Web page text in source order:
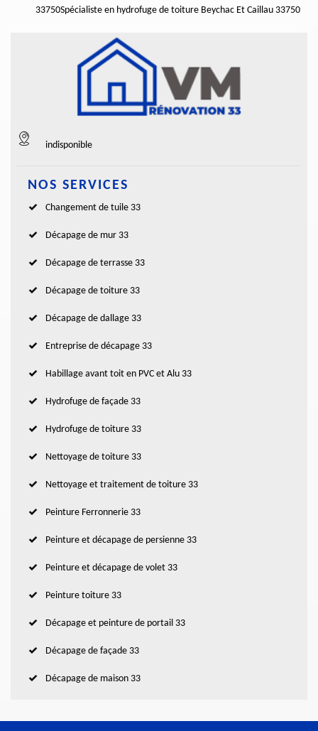
33750Spécialiste en hydrofuge de toiture Beychac Et Caillau 33750
indisponible
NOS SERVICES
Changement de tuile 33
Décapage de mur 33
Décapage de terrasse 33
Décapage de toiture 33
Décapage de dallage 33
Entreprise de décapage 33
Habillage avant toit en PVC et Alu 33
Hydrofuge de façade 33
Hydrofuge de toiture 33
Nettoyage de toiture 33
Nettoyage et traitement de toiture 33
Peinture Ferronnerie 33
Peinture et décapage de persienne 33
Peinture et décapage de volet 33
Peinture toiture 33
Décapage et peinture de portail 33
Décapage de façade 33
Décapage de maison 33